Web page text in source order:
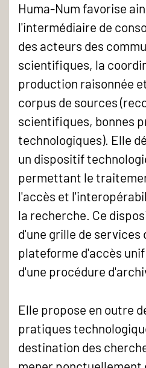
Huma-Num favorise
l'intermédiaire de
des acteurs des
scientifiques, la
production raisonnée
corpus de sources
scientifiques, bonnes
technologiques). Elle
un dispositif
permettant le
l'accès et
la recherche. Ce
d'une grille de services
plateforme d'accès
d'une procédure
Elle propose en outre
pratiques
destination des